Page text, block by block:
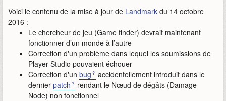
Voici le contenu de la mise à jour de Landmark du 14 octobre
2016 :
Le chercheur de jeu (Game finder) devrait maintenant
fonctionner d’un monde à l’autre
Correction d'un problème dans lequel les soumissions de
Player Studio pouvaient échouer
Correction d'un bug
accidentellement introduit dans le
dernier patch
rendant le Nœud de dégâts (Damage
Node) non fonctionnel